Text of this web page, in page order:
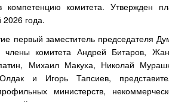
комитета. Утвержден
года.
первый заместитель председателя
члены комитета Андрей Битаров,
Михаил Макуха, Николай
и Игорь Тапсиев,
министерств,